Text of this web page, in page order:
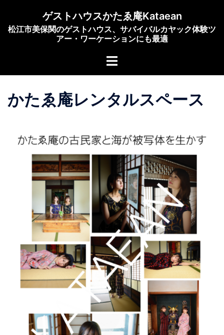
ゲストハウスかたゑ庵Kataean
松江市美保関のゲストハウス、サバイバルカヤック体験ツ
アー・ワーケーションにも最適
かたゑ庵レンタルスペース